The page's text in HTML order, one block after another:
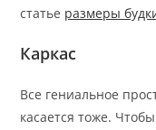
статье размеры
Каркас
Все гениальное
касается тоже.